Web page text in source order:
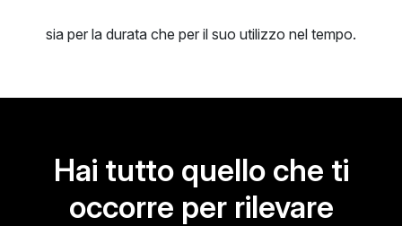
sia per la durata che per il suo utilizzo nel tempo.
Hai tutto quello che ti
occorre per rilevare